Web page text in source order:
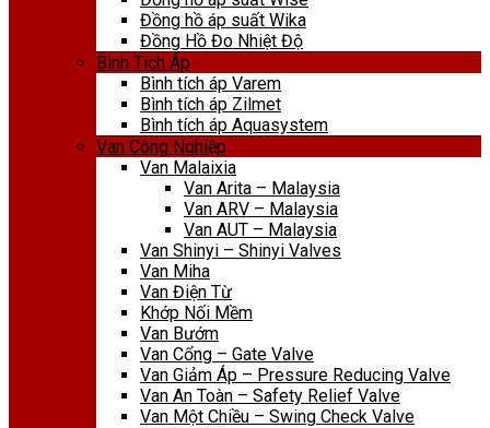
Đồng hồ áp suất Wika
Đồng Hồ Đo Nhiệt Độ
Bình Tích Áp
Bình tích áp Varem
Bình tích áp Zilmet
Bình tích áp Aquasystem
Van Công Nghiệp
Van Malaixia
Van Arita – Malaysia
Van ARV – Malaysia
Van AUT – Malaysia
Van Shinyi – Shinyi Valves
Van Miha
Van Điện Từ
Khớp Nối Mềm
Van Bướm
Van Cổng – Gate Valve
Van Giảm Áp – Pressure Reducing Valve
Van An Toàn – Safety Relief Valve
Van Một Chiều – Swing Check Valve